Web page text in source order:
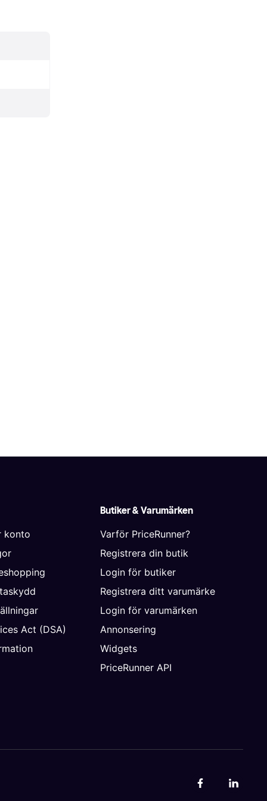
konto
Act (DSA)
Butiker & Varumärken
Varför PriceRunner?
Registrera din butik
Login för butiker
Registrera ditt varumärke
Login för varumärken
Annonsering
Widgets
PriceRunner API